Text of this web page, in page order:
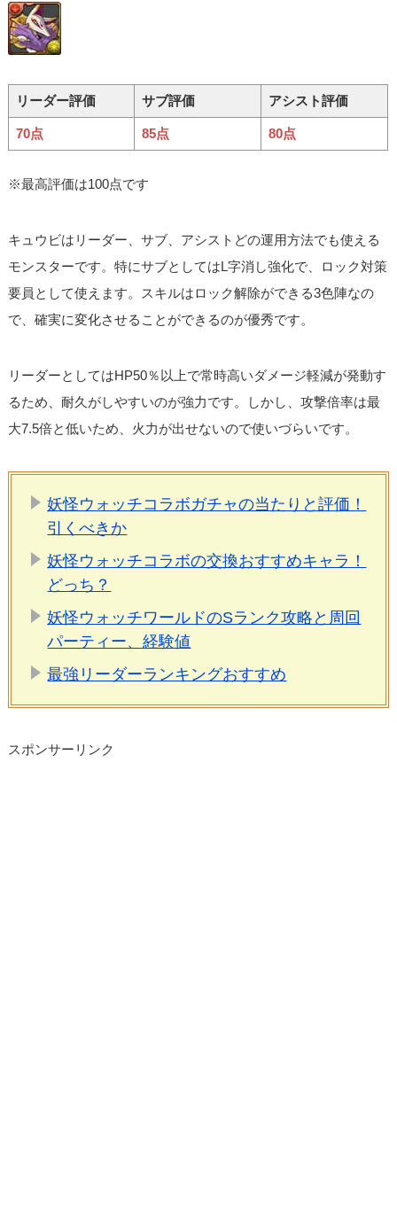
リーダー評価 サブ評価 アシスト評価
70点 85点 80点
※最高評価は100点です
キュウビはリーダー、サブ、アシストどの運用方法でも使える
モンスターです。特にサブとしてはL字消し強化で、ロック対策
要員として使えます。スキルはロック解除ができる3色陣なの
で、確実に変化させることができるのが優秀です。
リーダーとしてはHP50％以上で常時高いダメージ軽減が発動す
るため、耐久がしやすいのが強力です。しかし、攻撃倍率は最
大7.5倍と低いため、火力が出せないので使いづらいです。
妖怪ウォッチコラボガチャの当たりと評価！
引くべきか
妖怪ウォッチコラボの交換おすすめキャラ！
どっち？
妖怪ウォッチワールドのSランク攻略と周回
パーティー、経験値
最強リーダーランキングおすすめ
スポンサーリンク